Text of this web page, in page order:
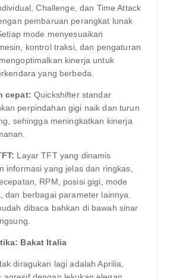
Challenge, dan Time Attack
pembaruan perangkat lunak
mode menyesuaikan
kontrol traksi, dan pengaturan
kinerja untuk
yang berbeda.
cepat: Quickshifter standar
perpindahan gigi naik dan turun
sehingga meningkatkan kinerja
Layar TFT yang dinamis
informasi yang jelas dan ringkas,
RPM, posisi gigi, mode
dan berbagai parameter lainnya.
dibaca bahkan di bawah sinar
Bakat Italia
diragukan lagi adalah Aprilia,